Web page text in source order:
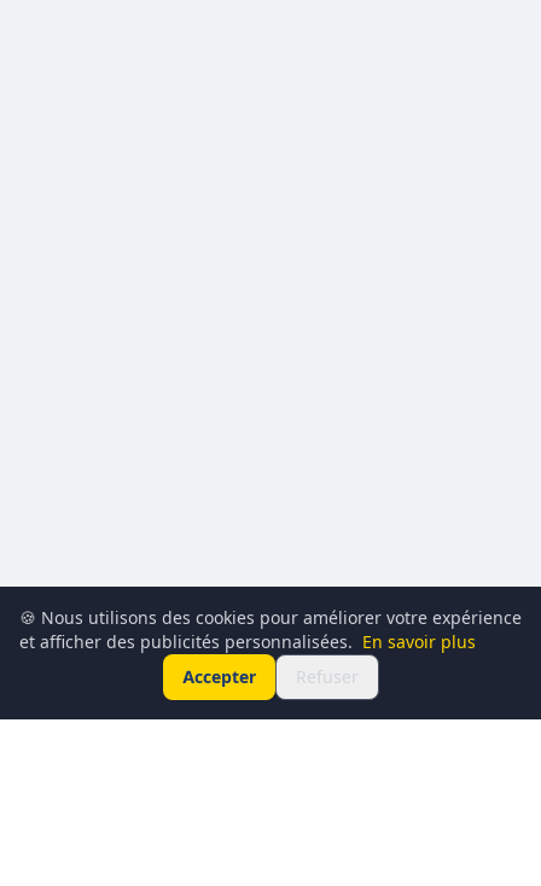
🍪 Nous utilisons des cookies pour améliorer votre expérience
et afficher des publicités personnalisées. En savoir plus
Accepter
Refuser